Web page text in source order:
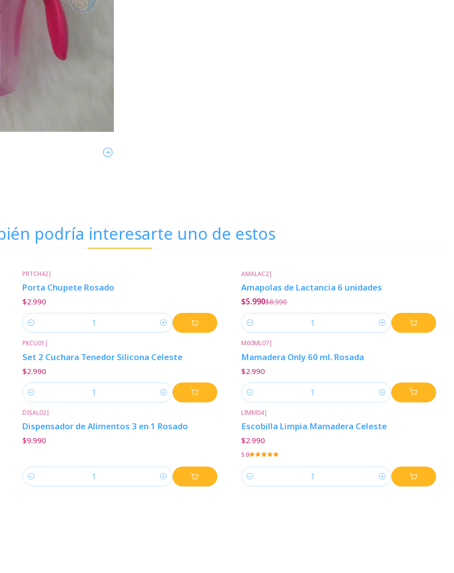
podría interesarte uno de estos
PRTCH42|
Porta Chupete Rosado
$2.990
Cantidad
AMALAC2|
Amapolas de Lactancia 6 unidades
$5.990$8.990
Cantidad
PKCU01 |
Set 2 Cuchara Tenedor Silicona Celeste
$2.990
Cantidad
M60ML07|
Mamadera Only 60 ml. Rosada
$2.990
Cantidad
DISAL02|
Dispensador de Alimentos 3 en 1 Rosado
$9.990
Cantidad
LIMM04|
Escobilla Limpia Mamadera Celeste
$2.990
5.0
Cantidad